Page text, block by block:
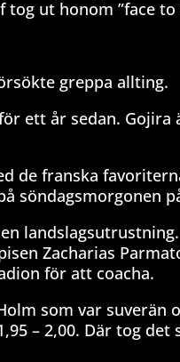
ut honom ”face to
greppa allting.
ett år sedan.
de franska
söndagsmorgonen
Zacharias
för att coacha.
som var suverän
– 2,00. Där tog